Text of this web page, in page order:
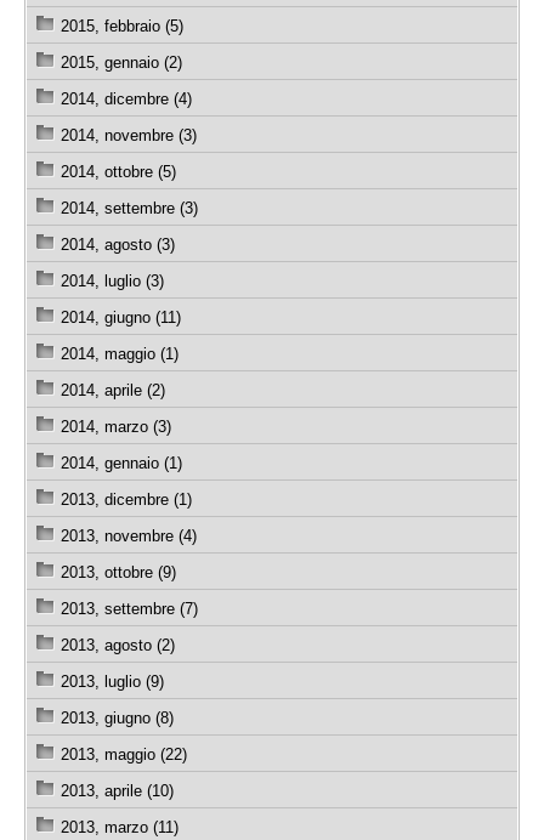
2015, febbraio (5)
2015, gennaio (2)
2014, dicembre (4)
2014, novembre (3)
2014, ottobre (5)
2014, settembre (3)
2014, agosto (3)
2014, luglio (3)
2014, giugno (11)
2014, maggio (1)
2014, aprile (2)
2014, marzo (3)
2014, gennaio (1)
2013, dicembre (1)
2013, novembre (4)
2013, ottobre (9)
2013, settembre (7)
2013, agosto (2)
2013, luglio (9)
2013, giugno (8)
2013, maggio (22)
2013, aprile (10)
2013, marzo (11)